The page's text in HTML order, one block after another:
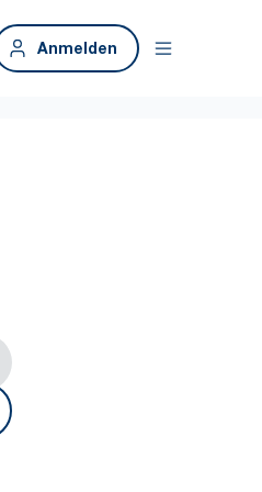
Anmelden